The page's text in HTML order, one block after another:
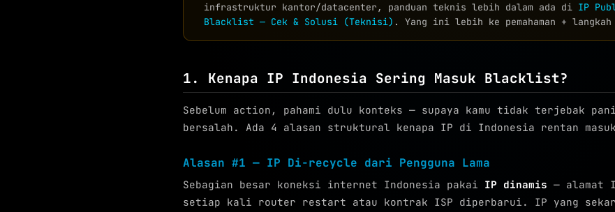
infrastruktur kantor/datacenter, panduan teknis lebih dalam ada di IP
Blacklist — Cek & Solusi (Teknisi) . Yang ini lebih ke pemahaman +
1. Kenapa IP Indonesia Sering Masuk Blacklist?
Sebelum action, pahami dulu konteks — supaya kamu tidak terjebak
bersalah. Ada 4 alasan struktural kenapa IP di Indonesia rentan
Alasan #1 — IP Di-recycle dari Pengguna Lama
Sebagian besar koneksi internet Indonesia pakai IP dinamis — alamat
setiap kali router restart atau kontrak ISP diperbarui. IP yang